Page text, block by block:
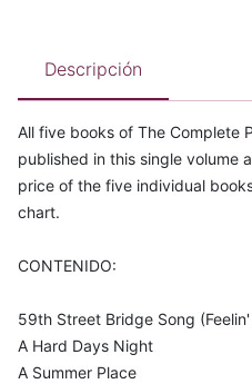
Descripción
All five books of The Complete
published in this single volume
price of the five individual
chart.
CONTENIDO:
59th Street Bridge Song
A Hard Days Night
A Summer Place